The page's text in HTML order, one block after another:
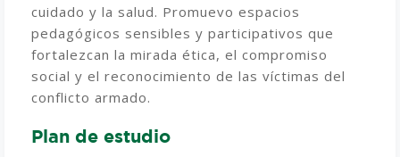
cuidado y la salud. Promuevo espacios
pedagógicos sensibles y participativos que
fortalezcan la mirada ética, el compromiso
social y el reconocimiento de las víctimas del
conflicto armado.
Plan de estudio